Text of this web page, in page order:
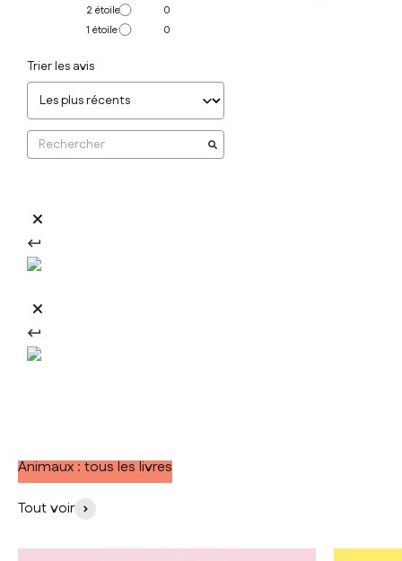
2étoiles
0
1 étoile 0
Trier les avis
Animaux : tous les livres
Tout voir